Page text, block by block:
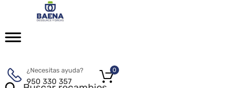
¿Necesitas ayuda?
950 330 357
0